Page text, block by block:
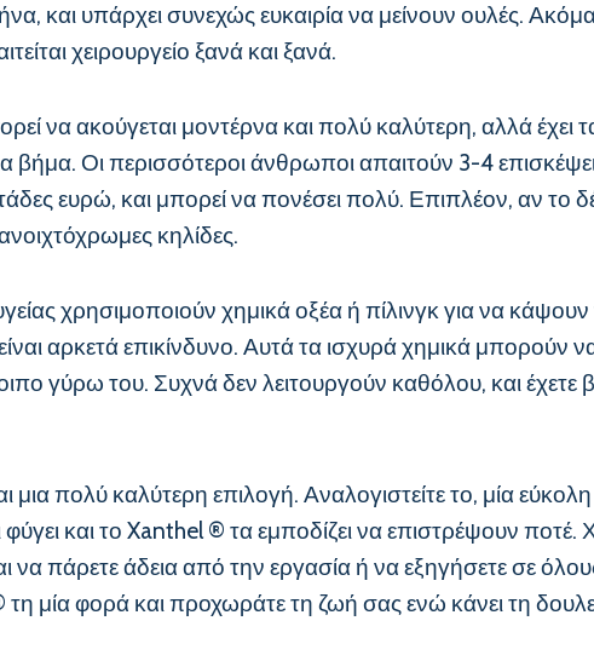
και υπάρχει συνεχώς ευκαιρία να μείνουν ουλές.
χειρουργείο ξανά και ξανά.
να ακούγεται μοντέρνα και πολύ καλύτερη, αλλά έχει
βήμα. Οι περισσότεροι άνθρωποι απαιτούν 3-4
ευρώ, και μπορεί να πονέσει πολύ. Επιπλέον, αν το
κηλίδες.
χρησιμοποιούν χημικά οξέα ή πίλινγκ για να
είναι αρκετά επικίνδυνο. Αυτά τα ισχυρά χημικά
γύρω του. Συχνά δεν λειτουργούν καθόλου, και έχετε
μια πολύ καλύτερη επιλογή. Αναλογιστείτε το, μία
και το Xanthel ® τα εμποδίζει να επιστρέψουν
να πάρετε άδεια από την εργασία ή να εξηγήσετε σε
μία φορά και προχωράτε τη ζωή σας ενώ κάνει τη